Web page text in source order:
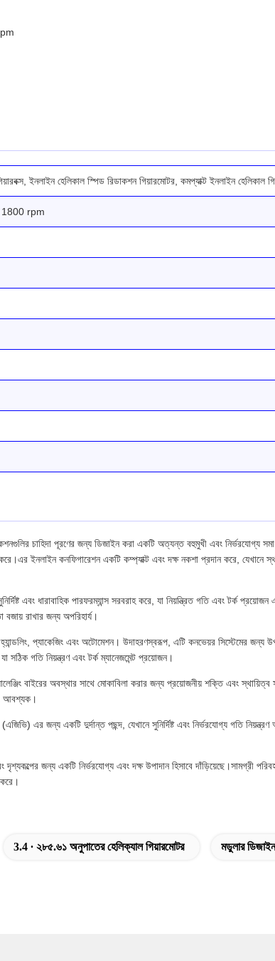
ইনলাইন হেলিকাল স্পিড রিডাকশন গিয়ারমোটর, কমপ্যাক্ট ইনলাইন হেলিকাল
rpm
চাহিদা পূরণের জন্য ডিজাইন করা একটি অত্যন্ত বহুমুখী এবং নির্ভরযোগ্য
ইনলাইন কনফিগারেশন একটি কম্প্যাক্ট এবং দক্ষ নকশা প্রদান করে, যেখানে
এবং ধারাবাহিক পারফরম্যান্স সরবরাহ করে, যা নিয়ন্ত্রিত গতি এবং টর্ক
বজায় রাখার জন্য অপরিহার্য।
হ্যান্ডলিং, প্যাকেজিং এবং অটোমেশন। উদাহরণস্বরূপ, এটি কনভেয়র সিস্টেমের
সঠিক গতি নিয়ন্ত্রণ এবং টর্ক ম্যানেজমেন্ট প্রয়োজন।
বাইরের অবস্থার সাথে মোকাবিলা করার জন্য প্রয়োজনীয় শক্তি এবং
আবশ্যক।
এর জন্য একটি দুর্দান্ত পছন্দ, যেখানে সুনির্দিষ্ট এবং নির্ভরযোগ্য গতি
জন্য একটি নির্ভরযোগ্য এবং দক্ষ উপাদান হিসাবে দাঁড়িয়েছে।সামগ্রী
3.4 ∙ ২৮৫.৬১ অনুপাতের হেলিক্যাল গিয়ারমোটর মডুলার